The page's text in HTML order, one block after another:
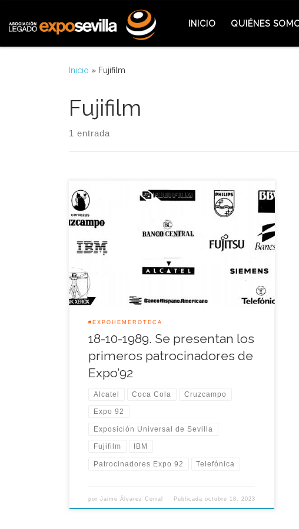
INICIO QUIÉNES
Inicio » Fujifilm
Fujifilm
1 entrada
Una de las facetas más originales y polémicas de la
comercialización de la Expo’92 fue el
desdoblamiento de los sectores patrocinables. Por
ejemplo por primera vez en la historia, una
exposición tuvo cuatro bancos oficiales (Hispano,
BBV, Central y Banesto), en lugar de uno sólo,
como era tradicional.
#EXPOHEMEROTECA
18-10-1989. Se presentan los
primeros patrocinadores de
Expo’92
Alcatel Coca Cola Cruzcampo
Expo 92
Exposición Universal de Sevilla
Fujifilm IBM
Patrocinadores Expo 92 Telefónica
porJaime Álvarez Corral Publicada octubre 18, 2023